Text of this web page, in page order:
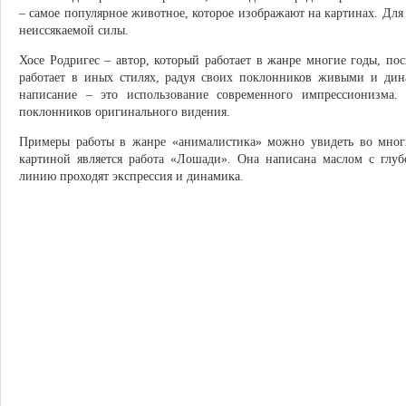
– самое популярное животное, которое изображают на картинах.
неиссякаемой силы.
Хосе Родригес – автор, который работает в жанре многие годы,
работает в иных стилях, радуя своих поклонников живыми и
написание – это использование современного
поклонников оригинального видения.
Примеры работы в жанре «анималистика» можно увидеть во
картиной является работа «Лошади». Она написана маслом с
линию проходят экспрессия и динамика.